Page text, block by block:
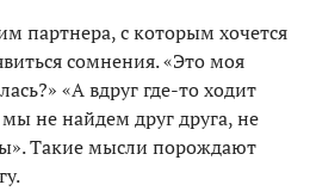
партнера, с которым хочется
сомнения. «Это моя
«А вдруг где-то ходит
не найдем друг друга, не
Такие мысли порождают